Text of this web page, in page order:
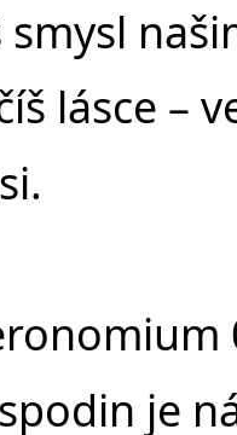
smysl
lásce –
je